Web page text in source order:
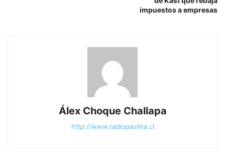
impuestos a empresas
Álex Choque Challapa
http://www.radiopaulina.cl